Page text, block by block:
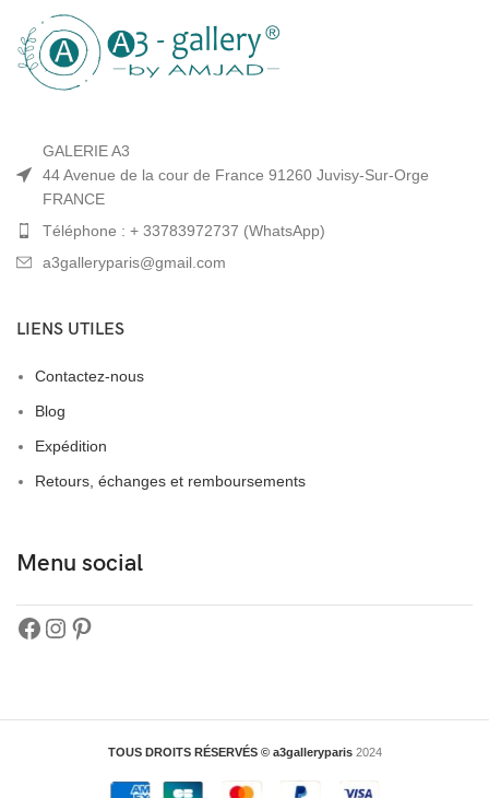
GALERIE A3
44 Avenue de la cour de France 91260 Juvisy-Sur-Orge
FRANCE
Téléphone : + 33783972737 (WhatsApp)
a3galleryparis@gmail.com
LIENS UTILES
Contactez-nous
Blog
Expédition
Retours, échanges et remboursements
Menu social
TOUS DROITS RÉSERVÉS © a3galleryparis 2024